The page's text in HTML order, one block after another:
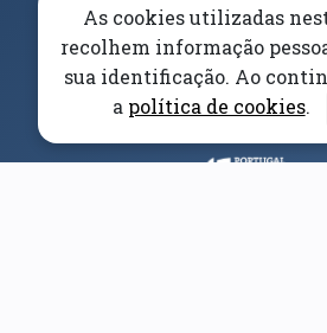
Dados
Universidade da Beira
Parceiros e
As cookies utilizadas
recolhem informação
sua identificação. Ao
a política de cookies.